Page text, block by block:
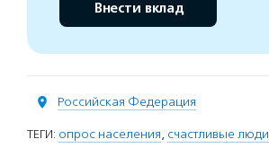
Внести вклад
Российская Федерация
ТЕГИ: опрос населения, счастливые люди